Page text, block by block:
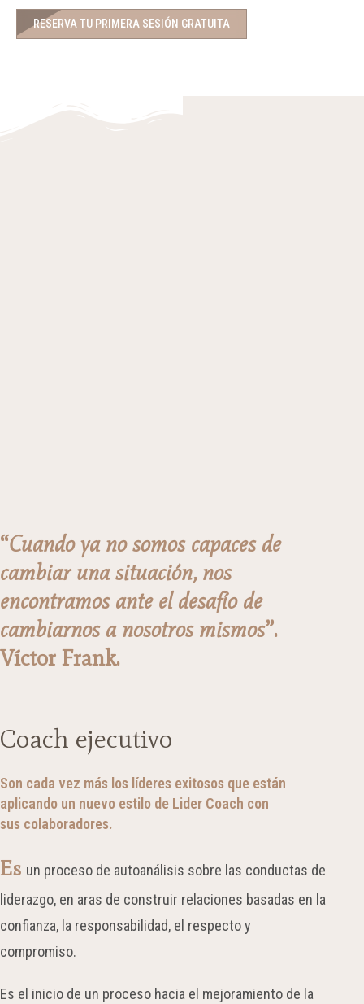
RESERVA TU PRIMERA SESIÓN GRATUITA
“Cuando ya no somos capaces de
cambiar una situación, nos
encontramos ante el desafío de
cambiarnos a nosotros mismos”.
Víctor Frank.
Coach ejecutivo
Son cada vez más los líderes exitosos que están
aplicando un nuevo estilo de Lider Coach con
sus colaboradores.
Es un proceso de autoanálisis sobre las conductas de
liderazgo, en aras de construir relaciones basadas en la
confianza, la responsabilidad, el respecto y
compromiso.
Es el inicio de un proceso hacia el mejoramiento de la